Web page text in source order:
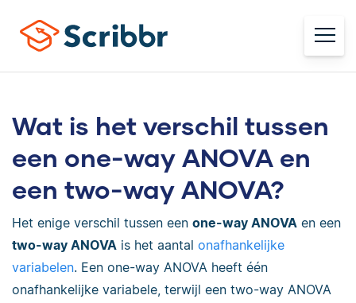
Wat is het verschil tussen
een one-way ANOVA en
een two-way ANOVA?
Het enige verschil tussen een one-way ANOVA en een
two-way ANOVA is het aantal onafhankelijke
variabelen. Een one-way ANOVA heeft één
onafhankelijke variabele, terwijl een two-way ANOVA